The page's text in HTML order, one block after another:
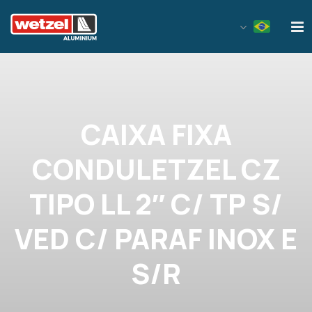
CAIXA FIXA
CONDULETZEL CZ
TIPO LL 2″ C/ TP S/
VED C/ PARAF INOX E
S/R